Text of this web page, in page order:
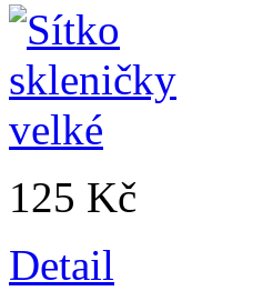
125 Kč
Detail